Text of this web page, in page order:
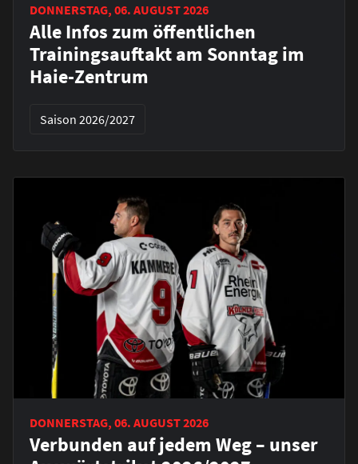
DONNERSTAG, 06. AUGUST 2026
Alle Infos zum öffentlichen
Trainingsauftakt am Sonntag im
Haie-Zentrum
Saison 2026/2027
DONNERSTAG, 06. AUGUST 2026
Verbunden auf jedem Weg – unser